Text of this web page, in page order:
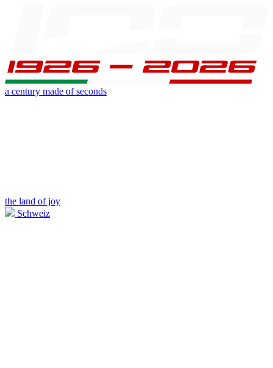
a century made of seconds
the land of joy
Schweiz